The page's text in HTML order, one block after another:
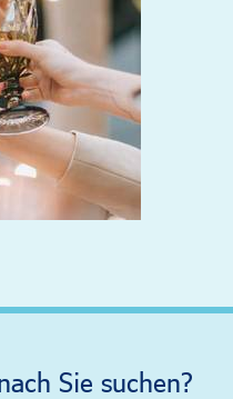
Sie suchen?